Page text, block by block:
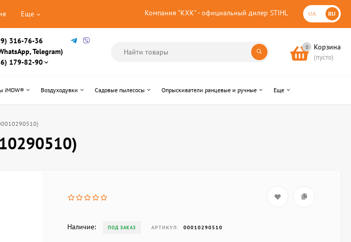
Компания "КХК" - официальный дилер STIHL UA RU
Еще
316-76-36
Telegram)
179-82-90
0 Корзина
(пусто)
iMOW® Воздуходувки Садовые пылесосы Опрыскиватели ранцевые и ручные Еще
Наличие: ПОД ЗАКАЗ АРТИКУЛ: 00010290510